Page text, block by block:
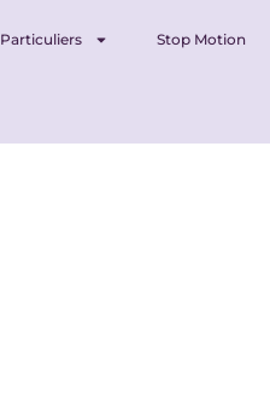
Particuliers Stop Motion